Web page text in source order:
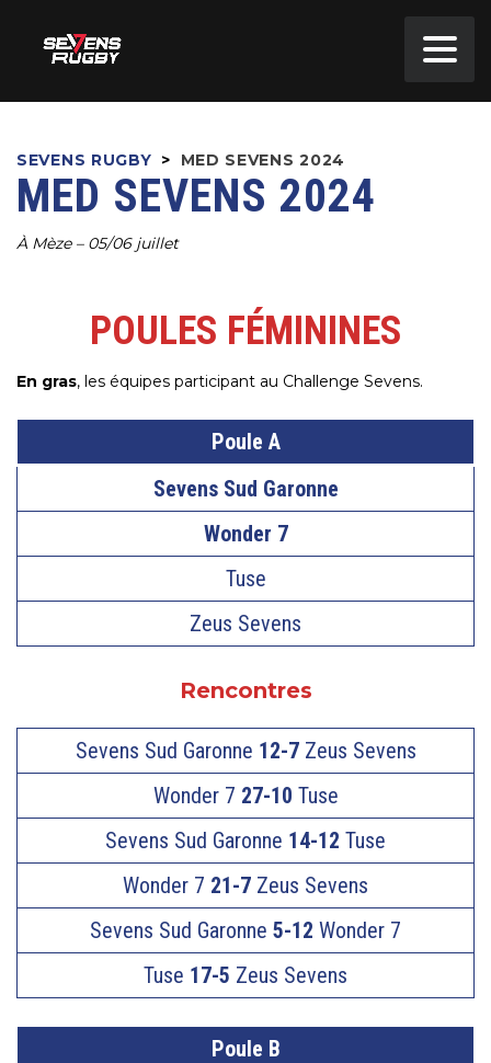
SEVENS RUGBY > MED SEVENS 2024
MED SEVENS 2024
À Mèze – 05/06 juillet
POULES FÉMININES
En gras, les équipes participant au Challenge Sevens.
Poule A
Sevens Sud Garonne
Wonder 7
Tuse
Zeus Sevens
Rencontres
Sevens Sud Garonne 12-7Zeus Sevens
Wonder 7 27-10 Tuse
Sevens Sud Garonne 14-12 Tuse
Wonder 7 21-7 Zeus Sevens
Sevens Sud Garonne 5-12 Wonder 7
Tuse 17-5 Zeus Sevens
Poule B